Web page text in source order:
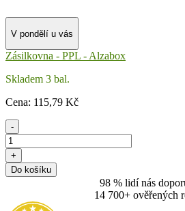
V pondělí u vás
Zásilkovna - PPL - Alzabox
Skladem 3 bal.
Cena: 115,79 Kč
-
+
Do košíku
98 % lidí nás
14 700+ ověřených